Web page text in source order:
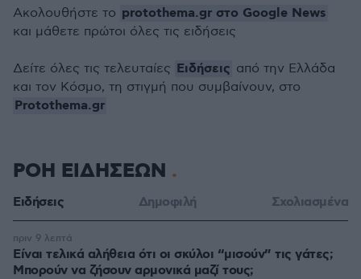
Ακολουθήστε το protothema.gr στο Google News
και μάθετε πρώτοι όλες τις ειδήσεις
Δείτε όλες τις τελευταίες Ειδήσεις από την Ελλάδα
και τον Κόσμο, τη στιγμή που συμβαίνουν, στο
Protothema.gr
ΡΟΗ ΕΙΔΗΣΕΩΝ
Ειδήσεις Δημοφιλή Σχολιασμένα
Είναι τελικά αλήθεια ότι οι σκύλοι “μισούν” τις γάτες;
Μπορούν να ζήσουν αρμονικά μαζί τους;
πριν 9 λεπτά